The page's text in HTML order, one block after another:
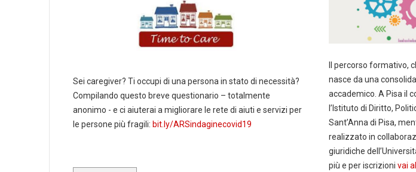
Sei caregiver? Ti occupi di una persona in stato di necessità?
Compilando questo breve questionario – totalmente
anonimo - e ci aiuterai a migliorare le rete di aiuti e servizi per
le persone più fragili: bit.ly/ARSindaginecovid19
Il percorso formativo,
nasce da una
accademico. A Pisa il
l’Istituto di Diritto,
Sant’Anna di Pisa,
realizzato in
giuridiche
più e per iscrizioni vai